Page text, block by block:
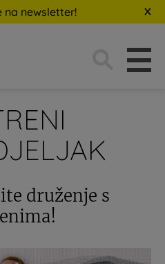
na newsletter!
druženje s